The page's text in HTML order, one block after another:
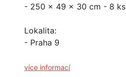
- 250 x 49 x 30 cm - 8 ks
Lokalita:
- Praha 9
více informací